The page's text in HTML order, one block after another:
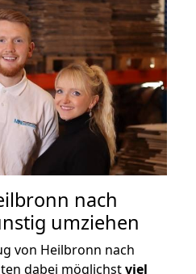
nach
umziehen
von Heilbronn nach
dabei möglichstviel